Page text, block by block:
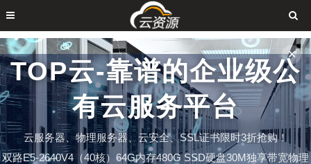
TOP云-靠谱的企业级公
有云服务平台
云服务器、物理服务器、云安全、SSL证书限时3折抢购！
双路E5-2640V4（40核）64G内存480G SSD硬盘30M独享带宽物理
✕